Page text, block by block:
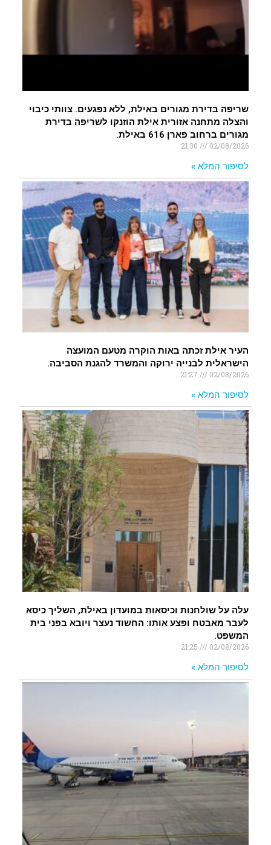
שריפה בדירת מגורים באילת, ללא נפגעים. צוותי כיבוי
והצלה מתחנה אזורית אילת הוזנקו לשריפה בדירת
מגורים ברחוב פארן 616 באילת.
02/08/2026
לסיפור המלא »
העיר אילת זכתה באות הוקרה מטעם המועצה
הישראלית לבנייה ירוקה והמשרד להגנת הסביבה.
02/08/2026
לסיפור המלא »
עלה על שולחנות וכיסאות במועדון באילת, השליך כיסא
לעבר מאבטח ופצע אותו: החשוד נעצר ויובא בפני בית
המשפט.
02/08/2026
לסיפור המלא »